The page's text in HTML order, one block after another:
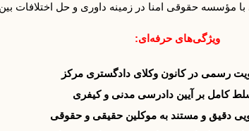
مؤسسه حقوقی امنا در زمینه داوری و حل اختلافات
ویژگی‌های حرفه‌ای:
رسمی در کانون وکلای دادگستری مرکز
کامل بر آیین دادرسی مدنی و کیفری
دقیق و مستند به موکلین حقیقی و حقوقی